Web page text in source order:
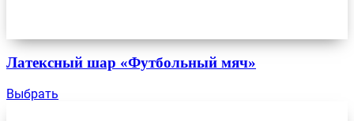
Латексный шар «Футбольный мяч»
Выбрать